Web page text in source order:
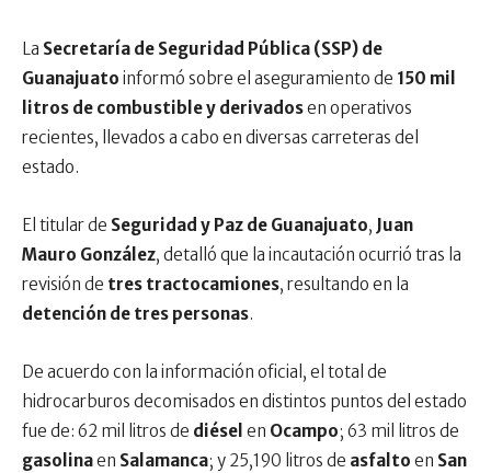
La Secretaría de Seguridad Pública (SSP) de
Guanajuato informó sobre el aseguramiento de 150 mil
litros de combustible y derivadosen operativos
recientes, llevados a cabo en diversas carreteras del
estado.
El titular de Seguridad y Paz de Guanajuato, Juan
Mauro González, detalló que la incautación ocurrió tras la
revisión de tres tractocamiones, resultando en la
detención de tres personas.
De acuerdo con la información oficial, el total de
hidrocarburos decomisados en distintos puntos del estado
fue de: 62 mil litros de diésel en Ocampo; 63 mil litros de
gasolinaen Salamanca; y 25,190 litros de asfalto en San